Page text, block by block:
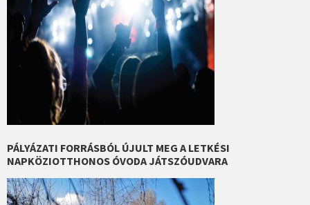
PÁLYÁZATI FORRÁSBÓL ÚJULT MEG A LETKÉSI
NAPKÖZIOTTHONOS ÓVODA JÁTSZÓUDVARA